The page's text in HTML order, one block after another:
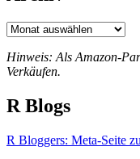
Archiv
Hinweis: Als Amazon-
Verkäufen.
R Blogs
R Bloggers: Meta-Seite